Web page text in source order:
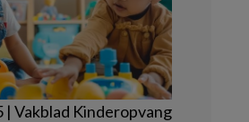
| Vakblad Kinderopvang